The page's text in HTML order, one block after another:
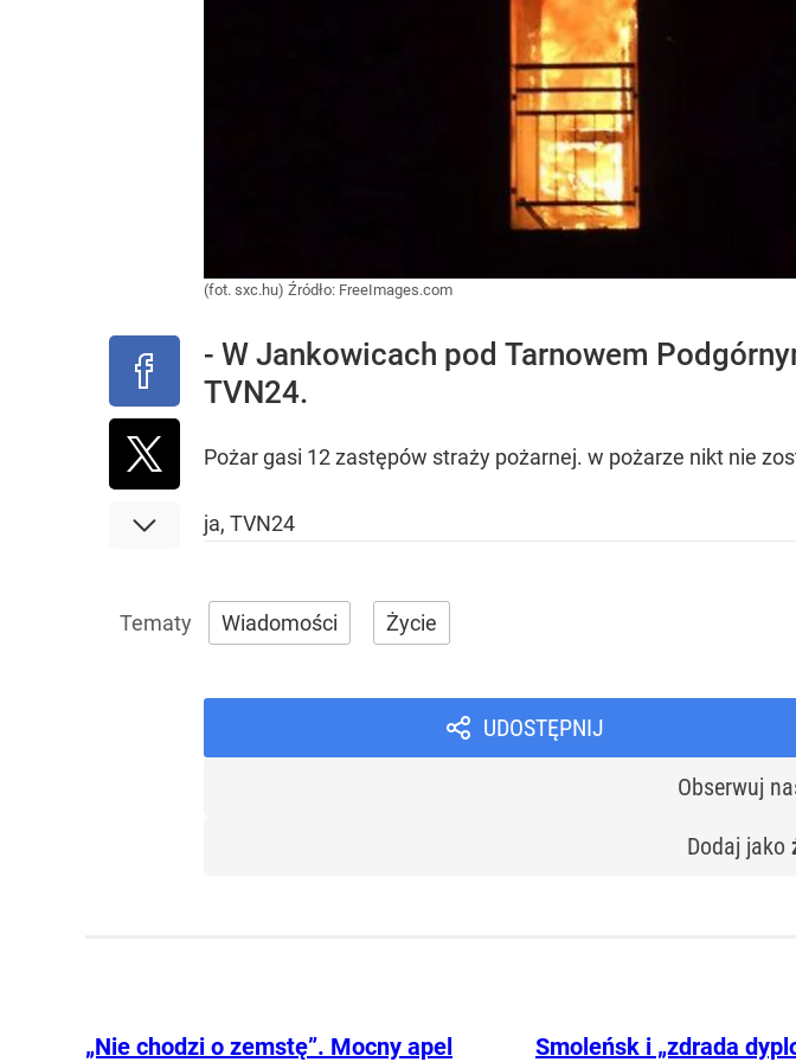
(fot. sxc.hu) Źródło: FreeImages.com
- W Jankowicach pod Tarnowem
TVN24.
Pożar gasi 12 zastępów straży pożarnej. w pożarze nikt nie
ja, TVN24
Wiadomości Życie
UDOSTĘPNIJ
Obserwuj
Dodaj jako
„Nie chodzi o zemstę”. Mocny apel
Smoleńsk i „zdrada